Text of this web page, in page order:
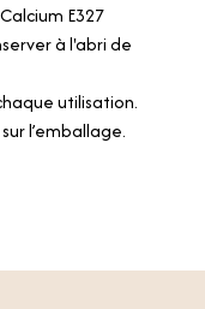
E327
à l'abri de
utilisation.
l’emballage.